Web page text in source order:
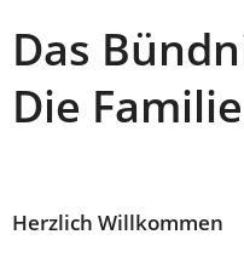
Das
Die
Herzlich Willkommen